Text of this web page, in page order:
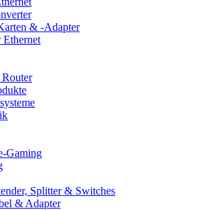
& -Adapter
Ethernet
Gaming
Splitter & Switches
& Adapter